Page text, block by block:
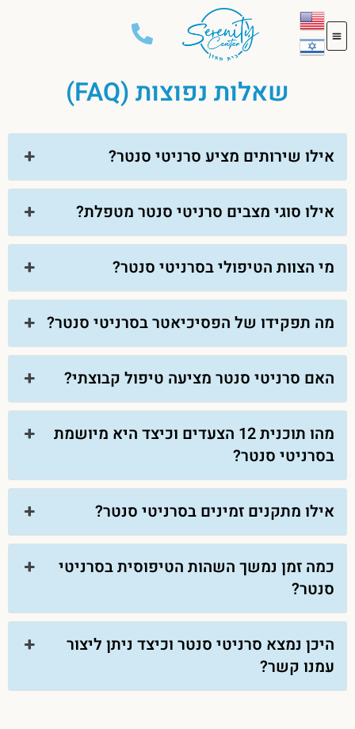
שאלות נפוצות (FAQ)
אילו שירותים מציע סרניטי סנטר?
אילו סוגי מצבים סרניטי סנטר מטפלת?
מי הצוות הטיפולי בסרניטי סנטר?
מה תפקידו של הפסיכיאטר בסרניטי סנטר?
האם סרניטי סנטר מציעה טיפול קבוצתי?
מהו תוכנית 12 הצעדים וכיצד היא מיושמת
בסרניטי סנטר?
אילו מתקנים זמינים בסרניטי סנטר?
כמה זמן נמשך השהות הטיפוסית בסרניטי
סנטר?
היכן נמצא סרניטי סנטר וכיצד ניתן ליצור
עמנו קשר?